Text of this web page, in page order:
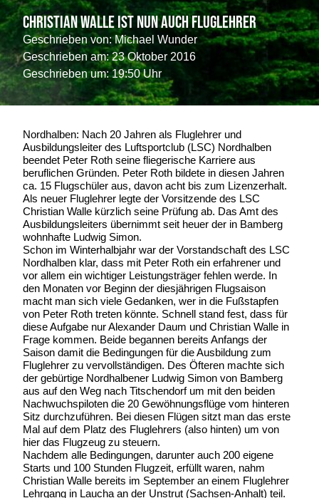
Christian Walle ist nun auch Fluglehrer
Geschrieben von:Michael Wunder
Geschrieben am: 23 Oktober 2016
Geschrieben um: 19:50 Uhr
Nordhalben: Nach 20 Jahren als Fluglehrer und
Ausbildungsleiter des Luftsportclub (LSC) Nordhalben
beendet Peter Roth seine fliegerische Karriere aus
beruflichen Gründen. Peter Roth bildete in diesen Jahren
ca. 15 Flugschüler aus, davon acht bis zum Lizenzerhalt.
Als neuer Fluglehrer legte der Vorsitzende des LSC
Christian Walle kürzlich seine Prüfung ab. Das Amt des
Ausbildungsleiters übernimmt seit heuer der in Bamberg
wohnhafte Ludwig Simon.
Schon im Winterhalbjahr war der Vorstandschaft des LSC
Nordhalben klar, dass mit Peter Roth ein erfahrener und
vor allem ein wichtiger Leistungsträger fehlen werde. In
den Monaten vor Beginn der diesjährigen Flugsaison
macht man sich viele Gedanken, wer in die Fußstapfen
von Peter Roth treten könnte. Schnell stand fest, dass für
diese Aufgabe nur Alexander Daum und Christian Walle in
Frage kommen. Beide begannen bereits Anfangs der
Saison damit die Bedingungen für die Ausbildung zum
Fluglehrer zu vervollständigen. Des Öfteren machte sich
der gebürtige Nordhalbener Ludwig Simon von Bamberg
aus auf den Weg nach Titschendorf um mit den beiden
Nachwuchspiloten die 20 Gewöhnungsflüge vom hinteren
Sitz durchzuführen. Bei diesen Flügen sitzt man das erste
Mal auf dem Platz des Fluglehrers (also hinten) um von
hier das Flugzeug zu steuern.
Nachdem alle Bedingungen, darunter auch 200 eigene
Starts und 100 Stunden Flugzeit, erfüllt waren, nahm
Christian Walle bereits im September an einem Fluglehrer
Lehrgang in Laucha an der Unstrut (Sachsen-Anhalt) teil.